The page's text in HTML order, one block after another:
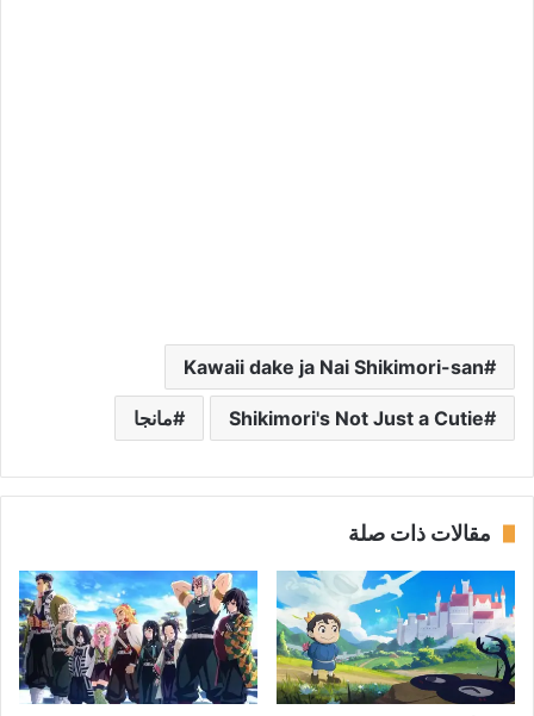
Kawaii dake ja Nai Shikimori-san
Shikimori's Not Just a Cutie مانجا
مقالات ذات صلة